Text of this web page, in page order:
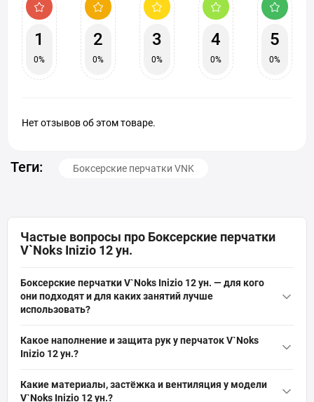
1
0%
2
0%
3
0%
4
0%
5
0%
Нет отзывов об этом товаре.
Теги: Боксерские перчатки VNK
Частые вопросы про Боксерские перчатки
V`Noks Inizio 12 ун.
Боксерские перчатки V`Noks Inizio 12 ун. — для кого
они подходят и для каких занятий лучше
использовать?
натуральной кожи Nappa, предназначенные для интенсивных
любителей и полупрофессионалов, кто нуждается в защите
кисти и запястья при регулярных ударах благодаря пенно-
Какое наполнение и защита рук у перчаток V`Noks
Inizio 12 ун.?
наполнитель, обеспечивающий амортизацию ударов и защиту
Какие материалы, застёжка и вентиляция у модели
V`Noks Inizio 12 ун.?